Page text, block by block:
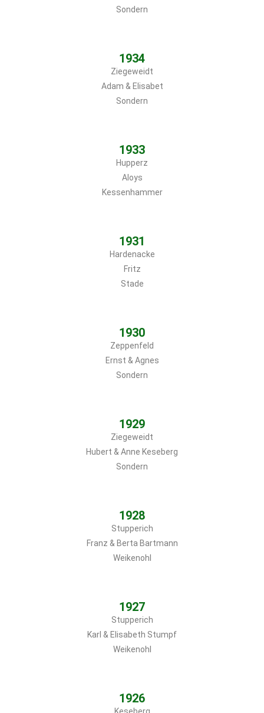
Sondern
1934
Ziegeweidt
Adam & Elisabet
Sondern
1933
Hupperz
Aloys
Kessenhammer
1931
Hardenacke
Fritz
Stade
1930
Zeppenfeld
Ernst & Agnes
Sondern
1929
Ziegeweidt
Hubert & Anne Keseberg
Sondern
1928
Stupperich
Franz & Berta Bartmann
Weikenohl
1927
Stupperich
Karl & Elisabeth Stumpf
Weikenohl
1926